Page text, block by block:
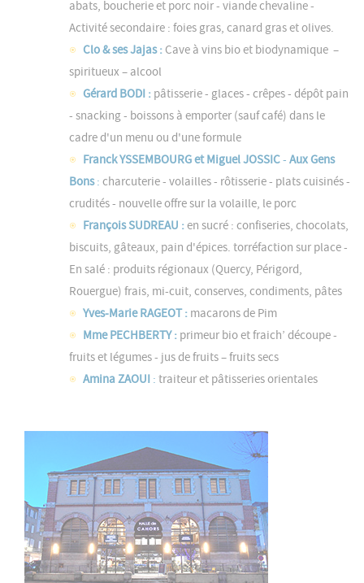
abats, boucherie et porc noir - viande chevaline -
Activité secondaire : foies gras, canard gras et olives.
Clo & ses Jajas :Cave à vins bio et biodynamique –
spiritueux – alcool
Gérard BODI :pâtisserie - glaces - crêpes - dépôt pain
- snacking - boissons à emporter (sauf café) dans le
cadre d'un menu ou d'une formule
Franck YSSEMBOURG et Miguel JOSSIC-Aux Gens
Bons:charcuterie - volailles - rôtisserie - plats cuisinés -
crudités - nouvelle offre sur la volaille, le porc
François SUDREAU :en sucré : confiseries, chocolats,
biscuits, gâteaux, pain d'épices. torréfaction sur place -
En salé : produits régionaux (Quercy, Périgord,
Rouergue) frais, mi-cuit, conserves, condiments, pâtes
Yves-Marie RAGEOT :macarons de Pim
Mme PECHBERTY :primeur bio et fraich’ découpe -
fruits et légumes - jus de fruits – fruits secs
Amina ZAOUI:traiteur et pâtisseries orientales